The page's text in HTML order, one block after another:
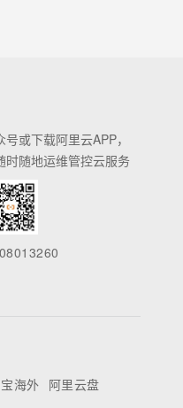
或下载阿里云APP，
时随地运维管控云服务
海外 阿里云盘